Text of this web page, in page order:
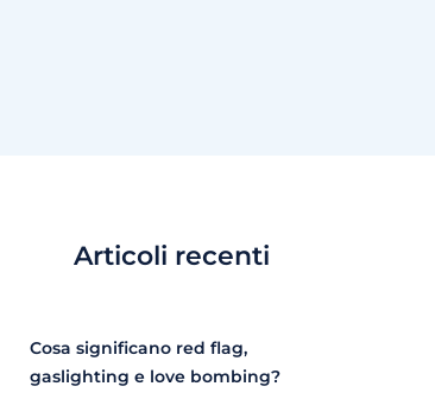
Articoli recenti
Cosa significano red flag,
gaslighting e love bombing?